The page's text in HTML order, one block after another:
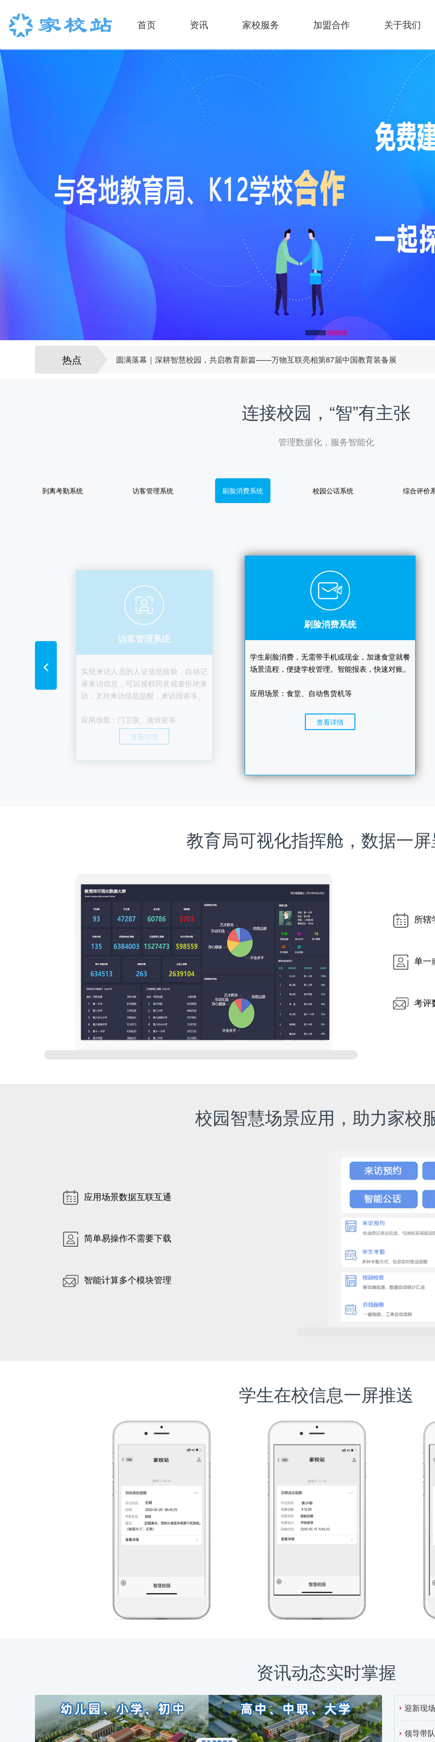
首页 资讯 家校服务 加盟合作 关于我们
1 2
热点
圆满落幕｜深耕智慧校园，共启教育新篇——万物互联亮相第87届中国教育装备展
迎新现场 | 智慧校园小分队已就位，全力保障开学季！
迎接新学期：智慧校园绑定指南与开学准备就绪
开学倒计时 | 智慧校园已就绪，我们为你守护每一处细节！
迎新现场 | 智慧校园服务团队已就位
连接校园，“智”有主张
管理数据化，服务智能化
到离考勤系统 访客管理系统 刷脸消费系统 校园公话系统 综合评价
<
访客管理系统
实现来访人员的人证信息核验，自动记
录来访信息，可以授权同意或者拒绝来
访，支持来访信息提醒，来访报表等。
应用场景：门卫室、值班室等
查看详情
刷脸消费系统
学生刷脸消费，无需带手机或现金，加速食堂就餐
场景流程，便捷学校管理。智能报表，快速对账。
应用场景：食堂、自动售货机等
查看详情
综合评价系统
实现对学生扫码评价或卫生宿舍评比，
记录得分信息及评价内容，支持千人千
码、综评一张表等
应用场景：学生日常行为评比、教室或
教育局可视化指挥舱，数据一
所辖
单一
考评
校园智慧场景应用，助力家校
应用场景数据互联互通
简单易操作不需要下载
智能计算多个模块管理
学生在校信息一屏推送
资讯动态实时掌握
迎新现
领导带